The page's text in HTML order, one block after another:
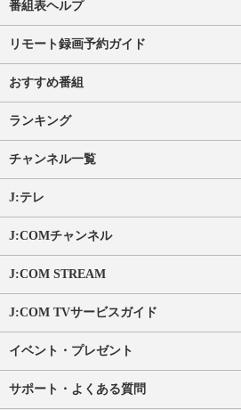
番組表ヘルプ
リモート録画予約ガイド
おすすめ番組
ランキング
チャンネル一覧
J:テレ
J:COMチャンネル
J:COM STREAM
J:COM TVサービスガイド
イベント・プレゼント
サポート・よくある質問